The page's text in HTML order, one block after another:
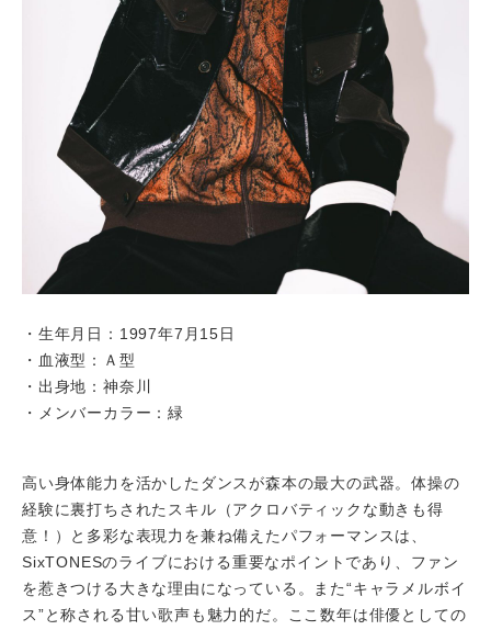
・生年月日：1997年7月15日
・血液型：Ａ型
・出身地：神奈川
・メンバーカラー：緑
高い身体能力を活かしたダンスが森本の最大の武器。体操の
経験に裏打ちされたスキル（アクロバティックな動きも得
意！）と多彩な表現力を兼ね備えたパフォーマンスは、
SixTONESのライブにおける重要なポイントであり、ファン
を惹きつける大きな理由になっている。また“キャラメルボイ
ス”と称される甘い歌声も魅力的だ。ここ数年は俳優としての